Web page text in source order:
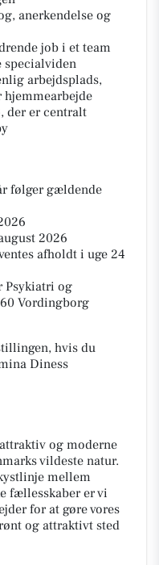
anerkendelse og
job i et team
specialviden
arbejdsplads,
der er centralt
følger gældende
2026
afholdt i uge 24
Psykiatri og
Vordingborg
hvis du
Diness
og moderne
vildeste natur.
mellem
fællesskaber er vi
for at gøre vores
og attraktivt sted